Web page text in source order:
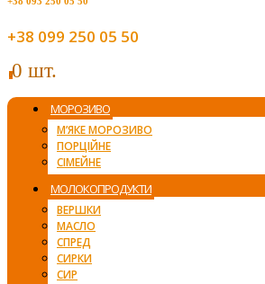
+38 099 250 05 50
00 шт.
МОРОЗИВО
М’ЯКЕ МОРОЗИВО
ПОРЦІЙНЕ
СІМЕЙНЕ
МОЛОКОПРОДУКТИ
ВЕРШКИ
МАСЛО
СПРЕД
СИРКИ
СИР